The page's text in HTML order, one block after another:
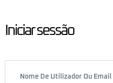
Iniciar sessão
Nome De Utilizador Ou Email